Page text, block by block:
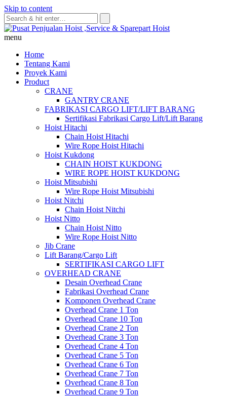
Skip to content
menu
Home
Tentang Kami
Proyek Kami
Product
CRANE
GANTRY CRANE
FABRIKASI CARGO LIFT/LIFT BARANG
Sertifikasi Fabrikasi Cargo Lift/Lift Barang
Hoist Hitachi
Chain Hoist Hitachi
Wire Rope Hoist Hitachi
Hoist Kukdong
CHAIN HOIST KUKDONG
WIRE ROPE HOIST KUKDONG
Hoist Mitsubishi
Wire Rope Hoist Mitsubishi
Hoist Nitchi
Chain Hoist Nitchi
Hoist Nitto
Chain Hoist Nitto
Wire Rope Hoist Nitto
Jib Crane
Lift Barang/Cargo Lift
SERTIFIKASI CARGO LIFT
OVERHEAD CRANE
Desain Overhead Crane
Fabrikasi Overhead Crane
Komponen Overhead Crane
Overhead Crane 1 Ton
Overhead Crane 10 Ton
Overhead Crane 2 Ton
Overhead Crane 3 Ton
Overhead Crane 4 Ton
Overhead Crane 5 Ton
Overhead Crane 6 Ton
Overhead Crane 7 Ton
Overhead Crane 8 Ton
Overhead Crane 9 Ton